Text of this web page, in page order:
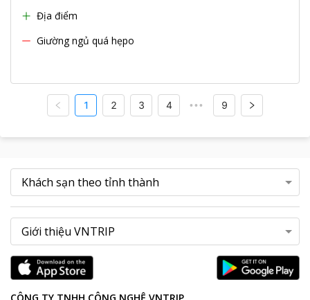
Địa điểm
Giường ngủ quá hẹpo
1 2 3 4 ••• 9